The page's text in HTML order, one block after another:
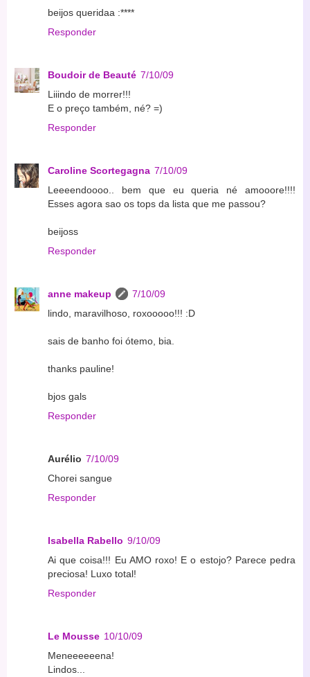
beijos queridaa :****
Responder
Boudoir de Beauté 7/10/09
Liiindo de morrer!!!
E o preço também, né? =)
Responder
Caroline Scortegagna 7/10/09
Leeeendoooo.. bem que eu queria né amooore!!!!
Esses agora sao os tops da lista que me passou?
beijoss
Responder
anne makeup
7/10/09
lindo, maravilhoso, roxooooo!!! :D
sais de banho foi ótemo, bia.
thanks pauline!
bjos gals
Responder
Aurélio 7/10/09
Chorei sangue
Responder
Isabella Rabello 9/10/09
Ai que coisa!!! Eu AMO roxo! E o estojo? Parece pedra
preciosa! Luxo total!
Responder
Le Mousse 10/10/09
Meneeeeeena!
Lindos...